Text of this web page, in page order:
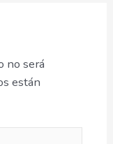
no será
están